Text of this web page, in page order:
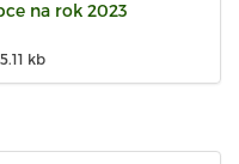
na rok 2023
kb